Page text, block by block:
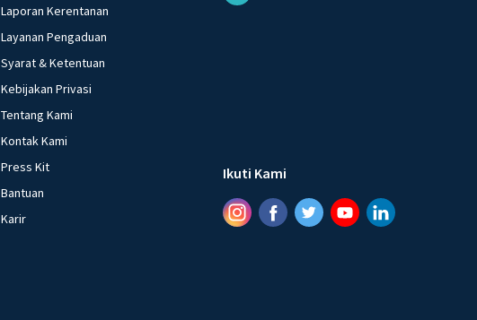
Laporan Kerentanan
Layanan Pengaduan
Syarat & Ketentuan
Kebijakan Privasi
Tentang Kami
Kontak Kami
Press Kit
Bantuan
Karir
Ikuti Kami